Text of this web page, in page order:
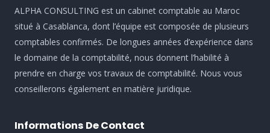
ALPHA CONSULTING est un cabinet comptable au Maroc
situé à Casablanca, dont l’équipe est composée de plusieurs
comptables confirmés. De longues années d’expérience dans
le domaine de la comptabilité, nous donnent l’habilité à
prendre en charge vos travaux de comptabilité. Nous vous
conseillerons également en matière juridique.
Informations De Contact